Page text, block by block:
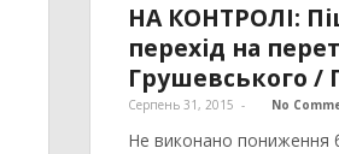
НА КОНТРОЛІ:
перехід на
Грушевського /
Серпень 31, 2015 - No
Не виконано пониження